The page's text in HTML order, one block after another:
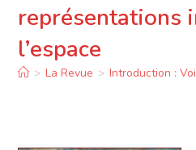
représentations
l’espace
> La Revue > Introduction :